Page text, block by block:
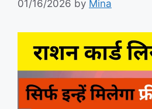
01/16/2026 by Mina